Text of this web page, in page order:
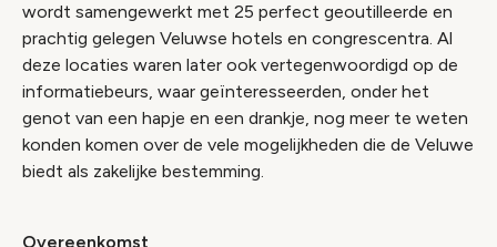
wordt samengewerkt met 25 perfect geoutilleerde en
prachtig gelegen Veluwse hotels en congrescentra. Al
deze locaties waren later ook vertegenwoordigd op de
informatiebeurs, waar geïnteresseerden, onder het
genot van een hapje en een drankje, nog meer te weten
konden komen over de vele mogelijkheden die de Veluwe
biedt als zakelijke bestemming.
Overeenkomst